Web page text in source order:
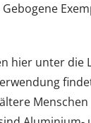
hier unter